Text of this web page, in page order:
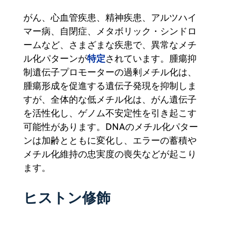
がん、心血管疾患、精神疾患、アルツハイ
マー病、自閉症、メタボリック・シンドロ
ームなど、さまざまな疾患で、異常なメチ
ル化パターンが特定されています。腫瘍抑
制遺伝子プロモーターの過剰メチル化は、
腫瘍形成を促進する遺伝子発現を抑制しま
すが、全体的な低メチル化は、がん遺伝子
を活性化し、ゲノム不安定性を引き起こす
可能性があります。DNAのメチル化パター
ンは加齢とともに変化し、エラーの蓄積や
メチル化維持の忠実度の喪失などが起こり
ます。
ヒストン修飾